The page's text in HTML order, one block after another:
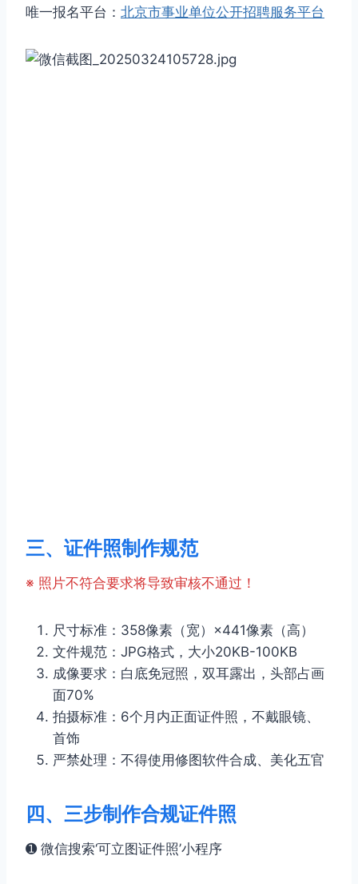
唯一报名平台： 北京市事业单位公开招聘服务平台
三、证件照制作规范
※ 照片不符合要求将导致审核不通过！
尺寸标准：358像素（宽）×441像素（高）
文件规范：JPG格式，大小20KB-100KB
成像要求：白底免冠照，双耳露出，头部占画
面70%
拍摄标准：6个月内正面证件照，不戴眼镜、
首饰
严禁处理：不得使用修图软件合成、美化五官
四、三步制作合规证件照
➊ 微信搜索‘可立图证件照’小程序